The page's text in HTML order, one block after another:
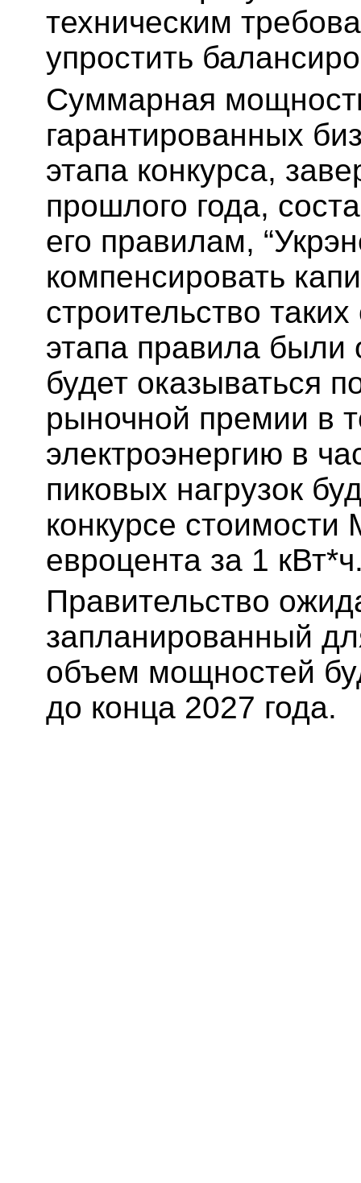
техническим
упростить
Суммарная
гарантированных
этапа конкурса,
прошлого года,
его правилам,
компенсировать
строительство
этапа правила
будет оказываться
рыночной премии в
электроэнергию в
пиковых нагрузок
конкурсе
евроцента за 1
Правительство
запланированный
объем мощностей
до конца 2027 года.